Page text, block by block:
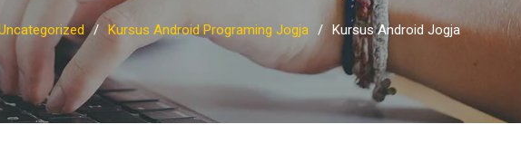
Kursus Android Programing Jogja Kursus Android Jogja